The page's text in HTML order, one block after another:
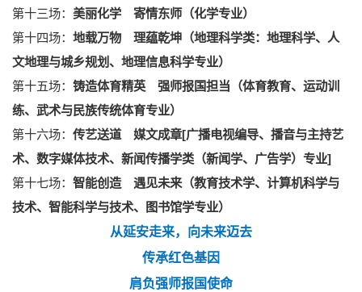
第十三场： 美丽化学 寄情东师（化学专业）
第十四场： 地载万物 理蕴乾坤（地理科学类：地理科学、人
文地理与城乡规划、地理信息科学专业）
第十五场： 铸造体育精英 强师报国担当（体育教育、运动训
练、武术与民族传统体育专业）
第十六场： 传艺送道 媒文成章[广播电视编导、播音与主持艺
术、数字媒体技术、新闻传播学类（新闻学、广告学）专业]
第十七场： 智能创造 遇见未来（教育技术学、计算机科学与
技术、智能科学与技术、图书馆学专业）
从延安走来，向未来迈去
传承红色基因
肩负强师报国使命